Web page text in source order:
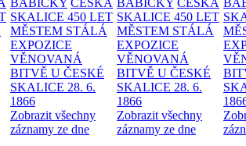
BABIČKY ČESKÁ
SKALICE 450 LET
MĚSTEM STÁLÁ
EXPOZICE
VĚNOVANÁ
BITVĚ U ČESKÉ
SKALICE 28. 6.
1866
Zobrazit všechny
záznamy ze dne
BABIČKY ČESKÁ
SKALICE 450 LET
MĚSTEM STÁLÁ
EXPOZICE
VĚNOVANÁ
BITVĚ U ČESKÉ
SKALICE 28. 6.
1866
Zobrazit všechny
záznamy ze dne